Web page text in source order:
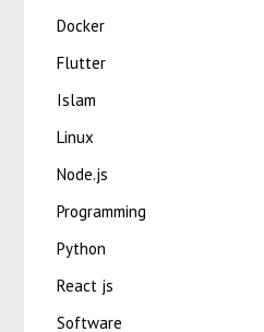
Docker
Flutter
Islam
Linux
Node.js
Programming
Python
React js
Software